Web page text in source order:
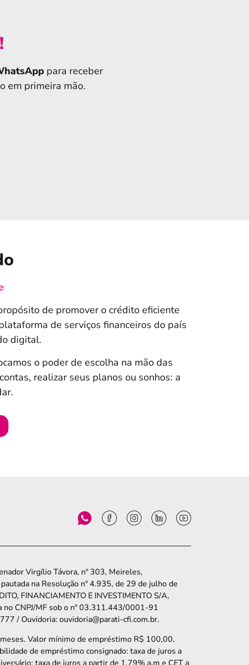
para receber
em primeira mão.
de promover o crédito eficiente
de serviços financeiros do país
digital.
o poder de escolha na mão das
realizar seus planos ou sonhos: a
Virgílio Távora, nº 303, Meireles,
na Resolução nº 4.935, de 29 de julho de
FINANCIAMENTO E INVESTIMENTO S/A,
no CNPJ/MF sob o nº 03.311.443/0001-91
/ Ouvidoria: ouvidoria@parati-cfi.com.br.
Valor mínimo de empréstimo R$ 100,00.
de empréstimo consignado: taxa de juros a